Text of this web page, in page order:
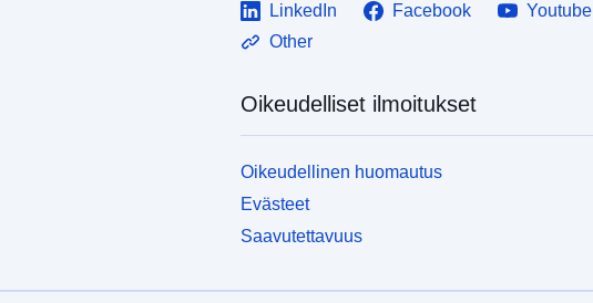
LinkedIn Facebook
Youtube
Other
Oikeudelliset ilmoitukset
Oikeudellinen huomautus
Evästeet
Saavutettavuus